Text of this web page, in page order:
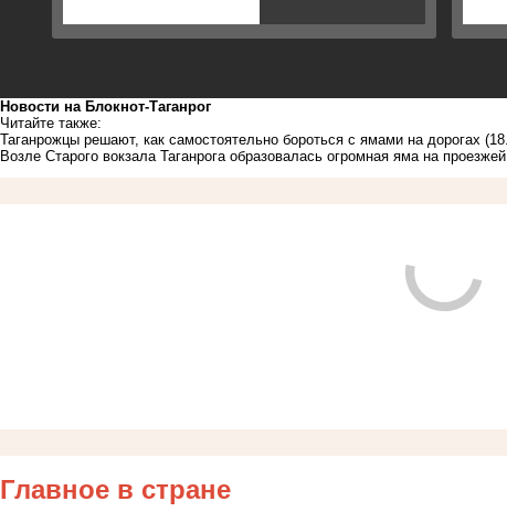
Новости на Блoкнoт-Таганрог
Читайте также:
Таганрожцы решают, как самостоятельно бороться с ямами на дорогах
Возле Старого вокзала Таганрога образовалась огромная яма на
Главное в стране